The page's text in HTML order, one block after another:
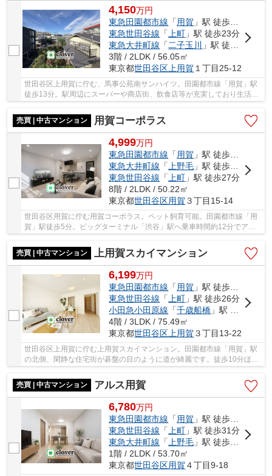
4,150万円
東急田園都市線 「 用賀 」駅 徒歩13分
東急世田谷線 「 上町 」駅 徒歩23分
東急大井町線 「 二子玉川
」駅 徒歩36分
3階 / 2LDK / 56.05㎡
東京都世田谷区 上用賀 １丁目25-12
世田谷区上用賀に佇む、馬事公苑南サンハイツ。田園都市線「用賀」駅
徒歩13分。駅周辺にスーパーや商店街、飲食店等が充実しており生活環
境が整っています。ビッグターミナル「渋谷」...
売買 | 中古マンション
用賀コーポラス
4,999万円
東急田園都市線 「 用賀 」駅 徒歩5分
東急大井町線 「 上野毛 」駅 徒歩28分
東急世田谷線 「 上町 」駅 徒歩27分
8階 / 2LDK / 50.22㎡
東京都世田谷区用賀 ３丁目15-14
世田谷区用賀に佇む用賀コーポラス。ペット飼育可能。田園都市線「用
賀」駅徒歩5分。ビッグターミナル「渋谷」駅へ乗車時間約12分でアク
セス可能。駅からは商店街を通る道のりで買い物...
売買 | 中古マンション
上用賀スカイマンション
6,199万円
東急田園都市線 「用賀 」駅 徒歩10分
東急世田谷線 「 上町 」駅 徒歩26分
小田急小田原線 「千歳船橋 」駅 徒歩28分
4階 / 3LDK / 75.49㎡
東京都世田谷区 上用賀 ３丁目13-22
世田谷区上用賀に佇む上用賀スカイマンション。田園都市線「用賀」駅
の北側、閑静な住宅街が碁盤の目のように道が綺麗です。徒歩10分ほど
に立地しています。オーケーストアまで徒歩11...
売買 | 中古マンション
アルス用賀
6,780万円
東急田園都市線 「用賀 」駅 徒歩3分
東急世田谷線 「上町 」駅 徒歩31分
東急大井町線 「上野毛 」駅 徒歩28分
1階 / 2LDK / 53.70㎡
東京都世田谷区用賀 ４丁目9-18